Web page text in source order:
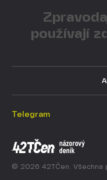
používají
© 2026 42TČen. Všechna
Telegram